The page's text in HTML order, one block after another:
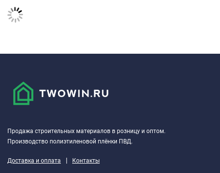
Продажа строительных материалов в розницу и оптом.
Производство полиэтиленовой плёнки ПВД.
Доставка и оплата | Контакты